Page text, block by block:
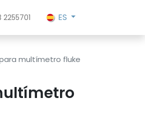
2255701 ES
multímetro fluke